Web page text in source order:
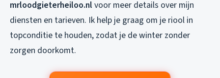
mrloodgieterheiloo.nl voor meer details over mijn
diensten en tarieven. Ik help je graag om je riool in
topconditie te houden, zodat je de winter zonder
zorgen doorkomt.